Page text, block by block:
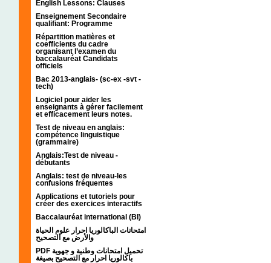
English Lessons: Clauses
Enseignement Secondaire
qualifiant: Programme
Répartition matières et
coefficients du cadre
organisant l’examen du
baccalauréat Candidats
officiels
Bac 2013-anglais- (sc-ex -svt -
tech)
Logiciel pour aider les
enseignants à gérer facilement
et efficacement leurs notes.
Test de niveau en anglais:
compétence linguistique
(grammaire)
Anglais:Test de niveau -
débutants
Anglais: test de niveau-les
confusions fréquentes
Applications et tutoriels pour
créer des exercices interactifs
Baccalauréat international (BI)
امتحانات الباكالوريا احرار علوم الحياة
والأرض مع التصحيح
PDF تحميل امتحانات وطنية و جهوية
باكالوريا احرار مع التصحيح بصيغة